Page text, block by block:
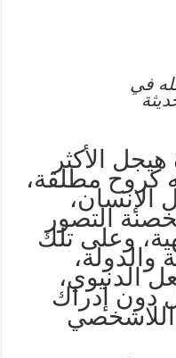
في
الأكثر
كروح مطلقة،
الإنسان،
التصور
وعلى تلك
والدولة،
الدنيوي،
دون إدراك
اللاشخصي